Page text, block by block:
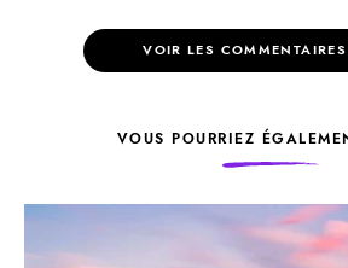
VOIR LES
VOUS POURRIEZ